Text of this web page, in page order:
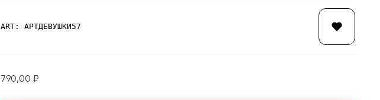
ART: АРТДЕВУШКИ57
790,00 ₽